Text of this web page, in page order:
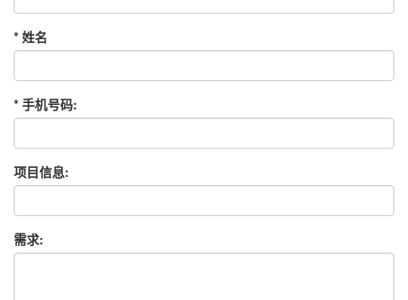
* 姓名
* 手机号码:
项目信息:
需求: